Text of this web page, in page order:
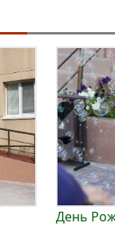
День